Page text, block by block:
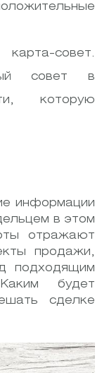
совет.
совет в
которую
информации
в этом
отражают
продажи,
подходящим
будет
сделке